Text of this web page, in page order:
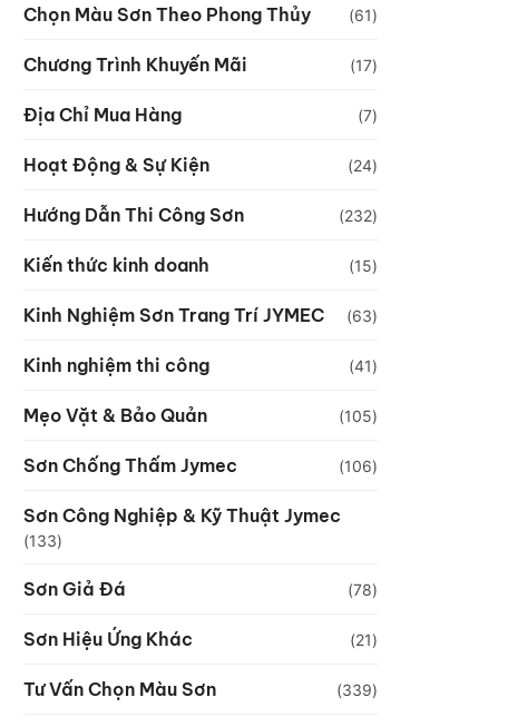
Chọn Màu Sơn Theo Phong Thủy (61)
Chương Trình Khuyến Mãi (17)
Địa Chỉ Mua Hàng (7)
Hoạt Động & Sự Kiện (24)
Hướng Dẫn Thi Công Sơn (232)
Kiến thức kinh doanh (15)
Kinh Nghiệm Sơn Trang Trí JYMEC (63)
Kinh nghiệm thi công (41)
Mẹo Vặt & Bảo Quản (105)
Sơn Chống Thấm Jymec (106)
Sơn Công Nghiệp & Kỹ Thuật Jymec
(133)
Sơn Giả Đá (78)
Sơn Hiệu Ứng Khác (21)
Tư Vấn Chọn Màu Sơn (339)